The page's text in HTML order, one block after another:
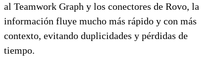
al Teamwork Graph y los conectores de Rovo, la
información fluye mucho más rápido y con más
contexto, evitando duplicidades y pérdidas de
tiempo.